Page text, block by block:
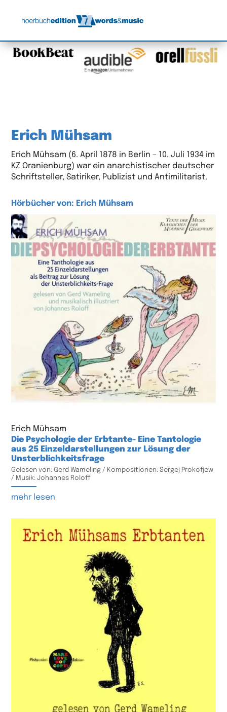
Erich Mühsam
Erich Mühsam (6. April 1878 in Berlin – 10. Juli 1934 im
KZ Oranienburg) war ein anarchistischer deutscher
Schriftsteller, Satiriker, Publizist und Antimilitarist.
Hörbücher von: Erich Mühsam
Erich Mühsam
Die Psychologie der Erbtante- Eine Tantologie
aus 25 Einzeldarstellungen zur Lösung der
Unsterblichkeitsfrage
Gelesen von: Gerd Wameling / Kompositionen: Sergej Prokofjew
/ Musik: Johannes Roloff
mehr lesen